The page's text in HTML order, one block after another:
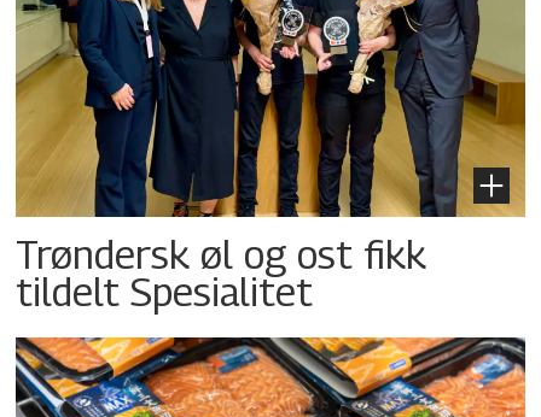
Trøndersk øl og ost fikk
tildelt Spesialitet